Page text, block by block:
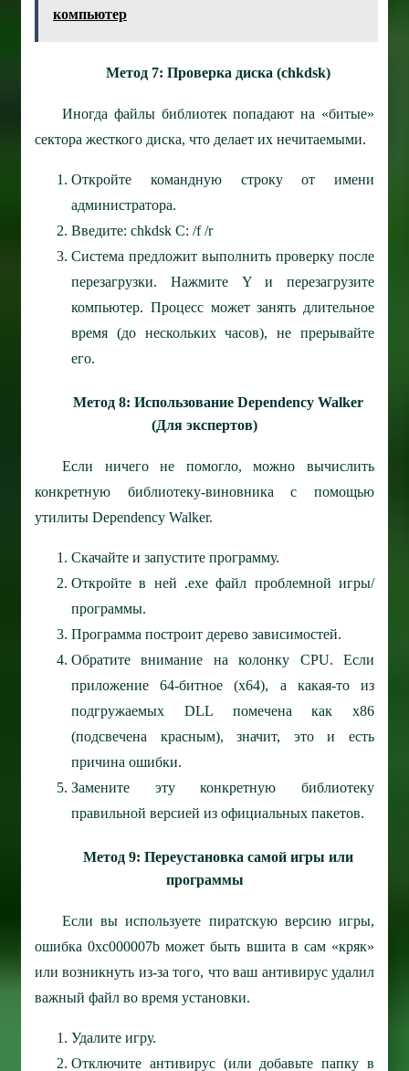
компьютер
Метод 7: Проверка диска (chkdsk)
Иногда файлы библиотек попадают на «битые»
сектора жесткого диска, что делает их нечитаемыми.
Откройте командную строку от имени
администратора.
Введите: chkdsk C: /f /r
Система предложит выполнить проверку после
перезагрузки. Нажмите Y и перезагрузите
компьютер. Процесс может занять длительное
время (до нескольких часов), не прерывайте
его.
Метод 8: Использование Dependency Walker
(Для экспертов)
Если ничего не помогло, можно вычислить
конкретную библиотеку-виновника с помощью
утилиты Dependency Walker.
Скачайте и запустите программу.
Откройте в ней .exe файл проблемной игры/
программы.
Программа построит дерево зависимостей.
Обратите внимание на колонку CPU. Если
приложение 64-битное (x64), а какая-то из
подгружаемых DLL помечена как x86
(подсвечена красным), значит, это и есть
причина ошибки.
Замените эту конкретную библиотеку
правильной версией из официальных пакетов.
Метод 9: Переустановка самой игры или
программы
Если вы используете пиратскую версию игры,
ошибка 0xc000007b может быть вшита в сам «кряк»
или возникнуть из-за того, что ваш антивирус удалил
важный файл во время установки.
Удалите игру.
Отключите антивирус (или добавьте папку в